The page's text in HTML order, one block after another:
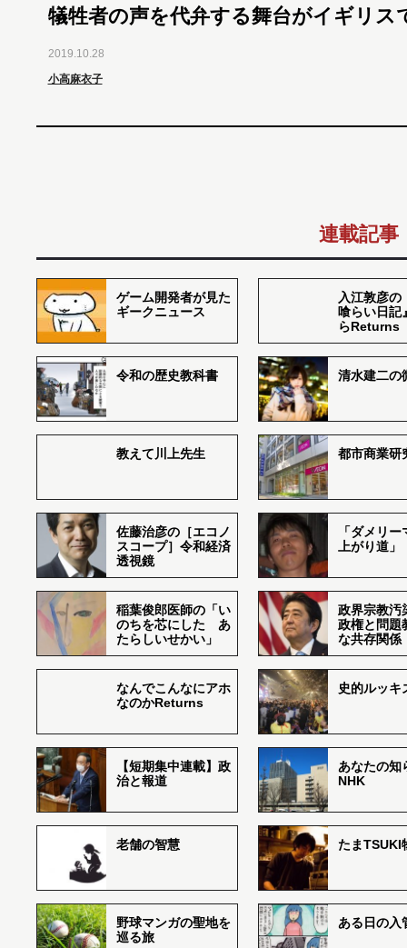
犠牲者の声を代弁する舞台がイギリス
2019.10.28
小高麻衣子
連載記事
ゲーム開発者が見た
ギークニュース
入江敦彦の
喰らい日記
らReturns
令和の歴史教科書 清水建二の
教えて川上先生 都市商業研
佐藤治彦の［エコノ
スコープ］令和経済
透視鏡
「ダメリ
上がり道」
稲葉俊郎医師の「い
のちを芯にした あ
たらしいせかい」
政界宗教汚
政権と問題
な共存関係
なんでこんなにアホ
なのかReturns
史的ルッキ
【短期集中連載】政
治と報道
あなたの知
NHK
老舗の智慧 たまTSUKI
野球マンガの聖地を
巡る旅
ある日の入